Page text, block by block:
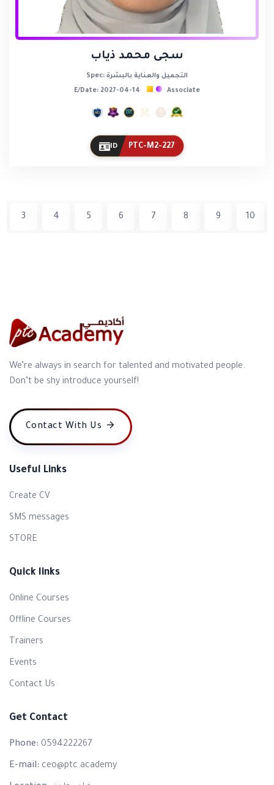
سجى محمد ذياب
Spec: التجميل والعناية بالبشرة
E/Date: 2027-04-14 Associate
ID PTC-M2-227
3 4 5 6 7 8 9 10
We’re always in search for talented and motivated people.
Don’t be shy introduce yourself!
Contact With Us
Useful Links
Create CV
SMS messages
STORE
Quick links
Online Courses
Offline Courses
Trainers
Events
Contact Us
Get Contact
Phone: 0594222267
E-mail: ceo@ptc.academy